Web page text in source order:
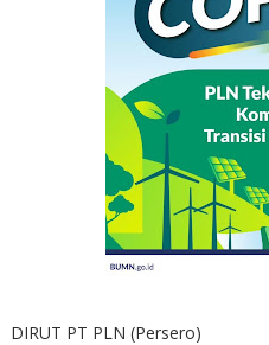
DIRUT PT PLN (Persero)